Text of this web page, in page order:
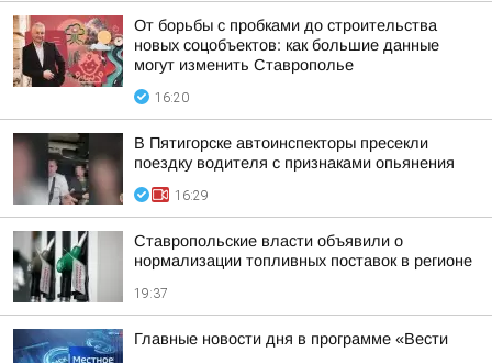
От борьбы с пробками до строительства
новых соцобъектов: как большие данные
могут изменить Ставрополье
16:20
В Пятигорске автоинспекторы пресекли
поездку водителя с признаками опьянения
16:29
Ставропольские власти объявили о
нормализации топливных поставок в регионе
19:37
Главные новости дня в программе «Вести